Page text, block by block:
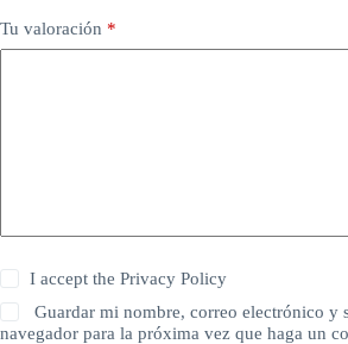
Tu valoración *
I accept thePrivacy Policy
Guardar mi nombre, correo electrónico y
navegador para la próxima vez que haga un